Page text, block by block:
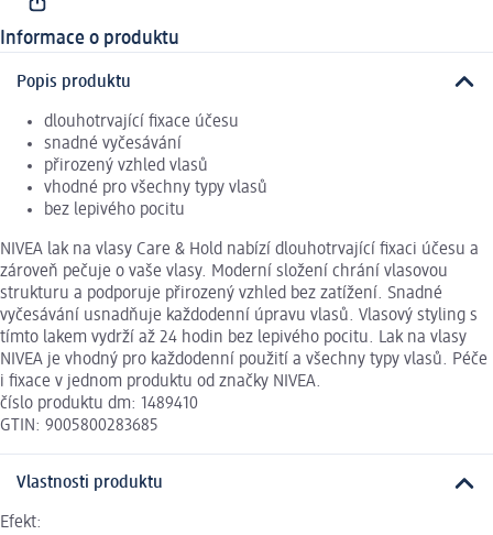
Informace o produktu
Popis produktu
dlouhotrvající fixace účesu
snadné vyčesávání
přirozený vzhled vlasů
vhodné pro všechny typy vlasů
bez lepivého pocitu
NIVEA lak na vlasy Care & Hold nabízí dlouhotrvající fixaci účesu a
zároveň pečuje o vaše vlasy. Moderní složení chrání vlasovou
strukturu a podporuje přirozený vzhled bez zatížení. Snadné
vyčesávání usnadňuje každodenní úpravu vlasů. Vlasový styling s
tímto lakem vydrží až 24 hodin bez lepivého pocitu. Lak na vlasy
NIVEA je vhodný pro každodenní použití a všechny typy vlasů. Péče
i fixace v jednom produktu od značky NIVEA.
číslo produktu dm: 1489410
GTIN: 9005800283685
Vlastnosti produktu
Efekt: